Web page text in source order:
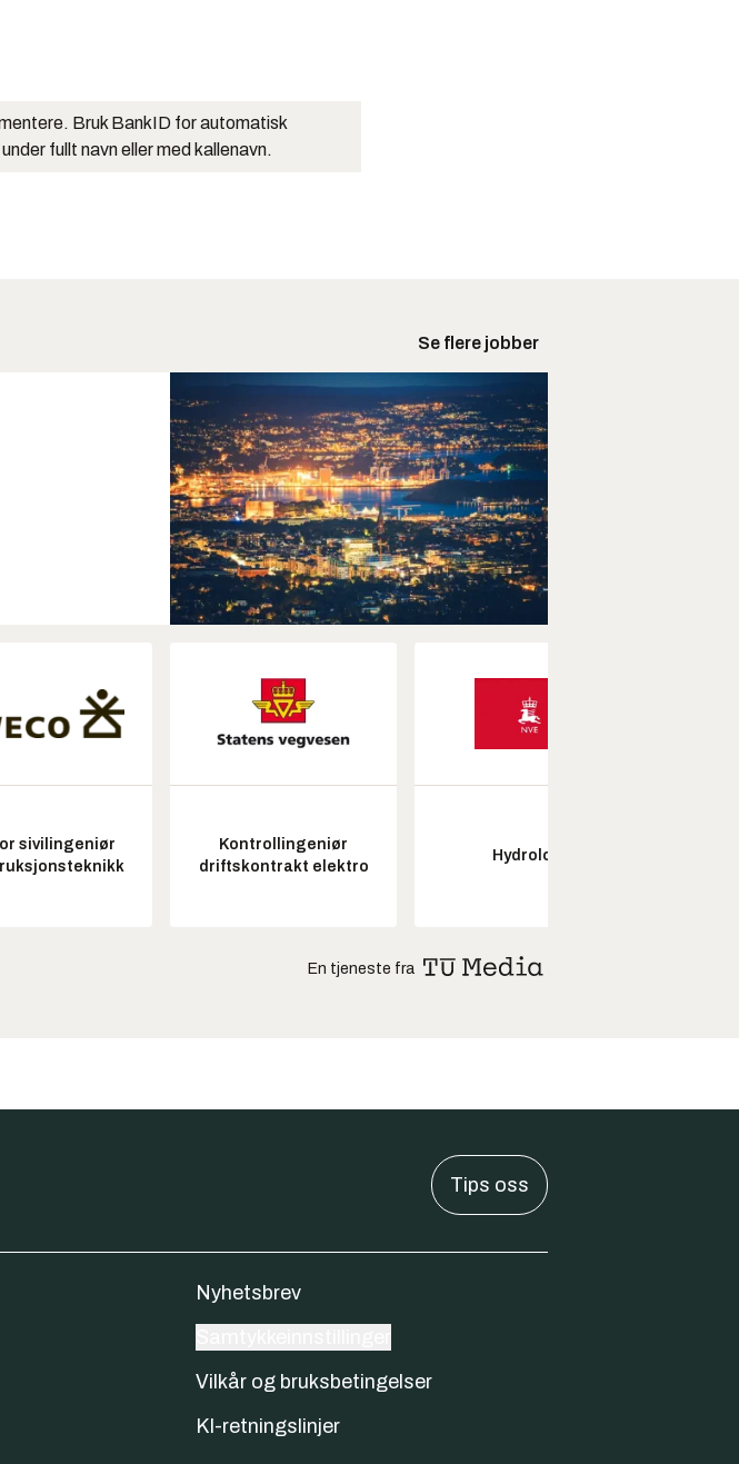
Bruk BankID for automatisk
fullt navn eller med kallenavn.
Se flere jobber
sivilingeniør
Kontrollingeniør
driftskontrakt elektro
Hydrolog
En tjeneste fra
Tips oss
Nyhetsbrev
Vilkår og bruksbetingelser
KI-retningslinjer